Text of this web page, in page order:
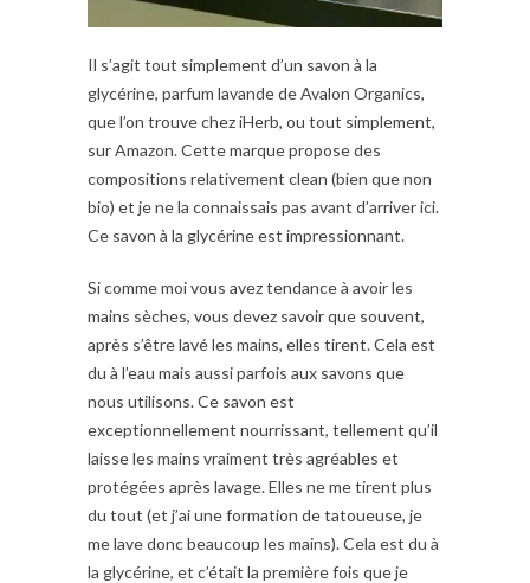
Il s’agit tout simplement d’un savon à la
glycérine, parfum lavande de Avalon Organics,
que l’on trouve chez iHerb, ou tout simplement,
sur Amazon. Cette marque propose des
compositions relativement clean (bien que non
bio) et je ne la connaissais pas avant d’arriver ici.
Ce savon à la glycérine est impressionnant.
Si comme moi vous avez tendance à avoir les
mains sèches, vous devez savoir que souvent,
après s’être lavé les mains, elles tirent. Cela est
du à l’eau mais aussi parfois aux savons que
nous utilisons. Ce savon est
exceptionnellement nourrissant, tellement qu’il
laisse les mains vraiment très agréables et
protégées après lavage. Elles ne me tirent plus
du tout (et j’ai une formation de tatoueuse, je
me lave donc beaucoup les mains). Cela est du à
la glycérine, et c’était la première fois que je